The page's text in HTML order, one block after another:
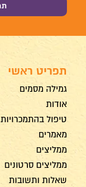
תפריט ראשי
גמילה מסמים
אודות
טיפול בהתמכרויות
מאמרים
ממליצים
ממליצים סרטונים
שאלות ותשובות